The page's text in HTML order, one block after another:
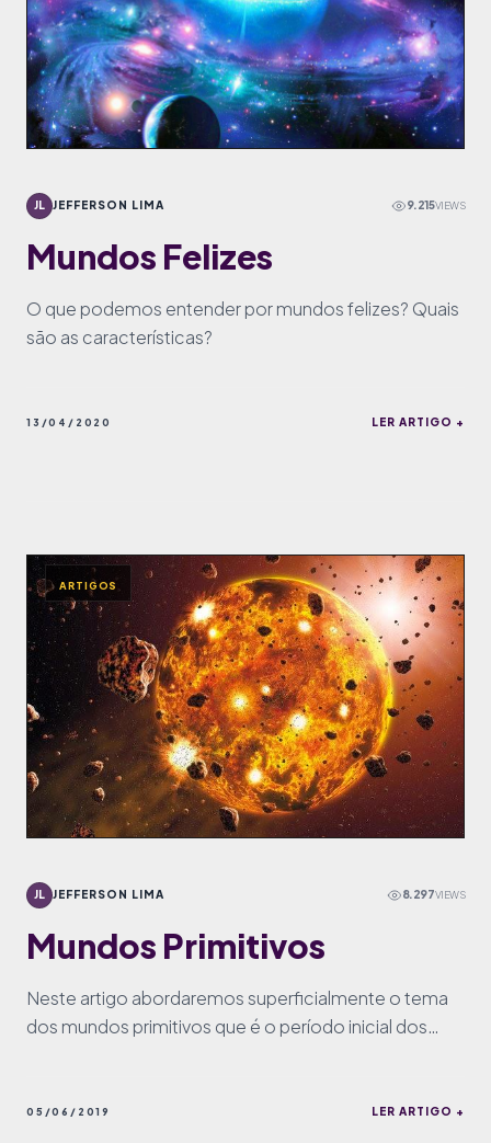
JL JEFFERSON LIMA 9.215VIEWS
Mundos Felizes
O que podemos entender por mundos felizes? Quais
são as características?
13/04/2020 LER ARTIGO +
ARTIGOS
JL JEFFERSON LIMA 8.297VIEWS
Mundos Primitivos
Neste artigo abordaremos superficialmente o tema
dos mundos primitivos que é o período inicial dos
05/06/2019 LER ARTIGO +